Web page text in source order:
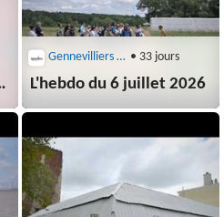
Gennevilliers (92230) • 33 jours
L'hebdo du 6 juillet 2026